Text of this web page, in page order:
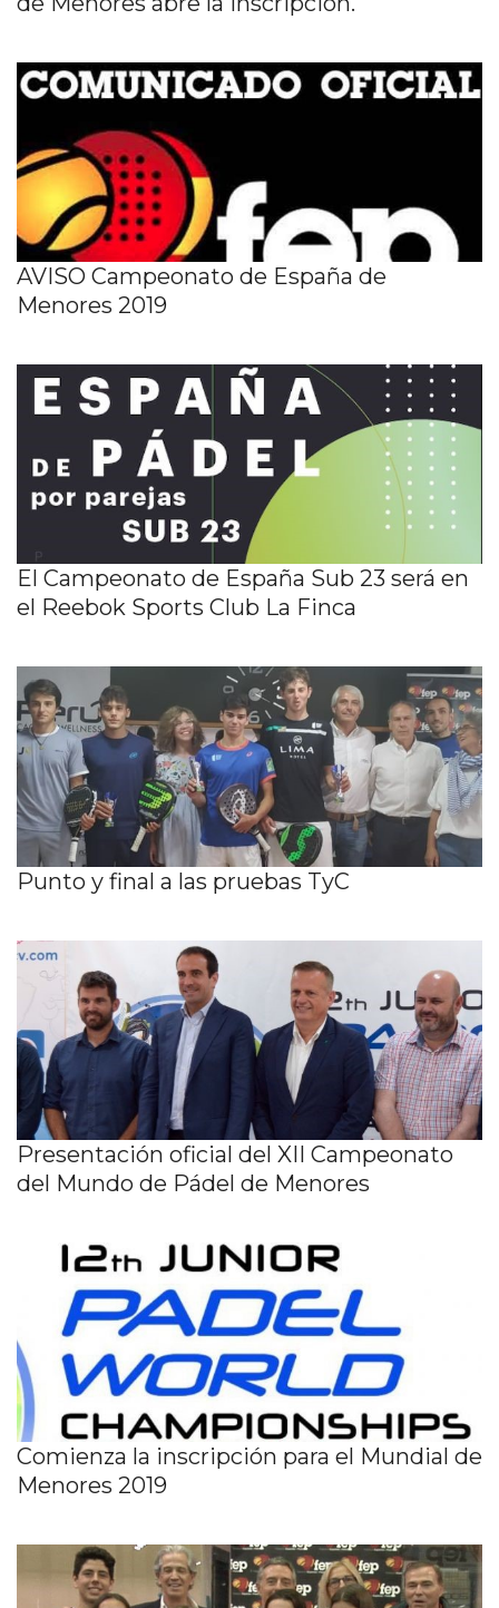
AVISO Campeonato de España de
Menores 2019
El Campeonato de España Sub 23 será en
el Reebok Sports Club La Finca
Punto y final a las pruebas TyC
Presentación oficial del XII Campeonato
del Mundo de Pádel de Menores
Comienza la inscripción para el Mundial de
Menores 2019